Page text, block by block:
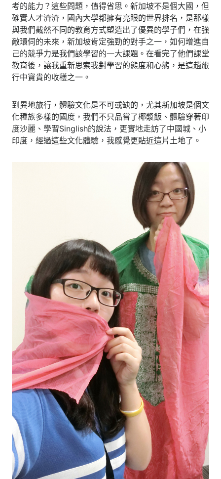
考的能力？這些問題，值得省思。新加坡不是個大國，但
確實人才濟濟，國內大學都擁有亮眼的世界排名，是那樣
與我們截然不同的教育方式塑造出了優異的學子們，在強
敵環伺的未來，新加坡肯定強勁的對手之一，如何增進自
己的競爭力是我們該學習的一大課題。在看完了他們課堂
教育後，讓我重新思索我對學習的態度和心態，是這趟旅
行中寶貴的收穫之一。
到異地旅行，體驗文化是不可或缺的，尤其新加坡是個文
化種族多樣的國度，我們不只品嘗了椰漿飯、體驗穿著印
度沙麗、學習Singlish的說法，更實地走訪了中國城、小
印度，經過這些文化體驗，我感覺更貼近這片土地了。